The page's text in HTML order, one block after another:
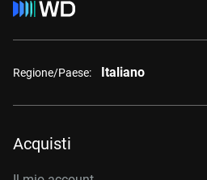
Regione/Paese: Italiano
Acquisti